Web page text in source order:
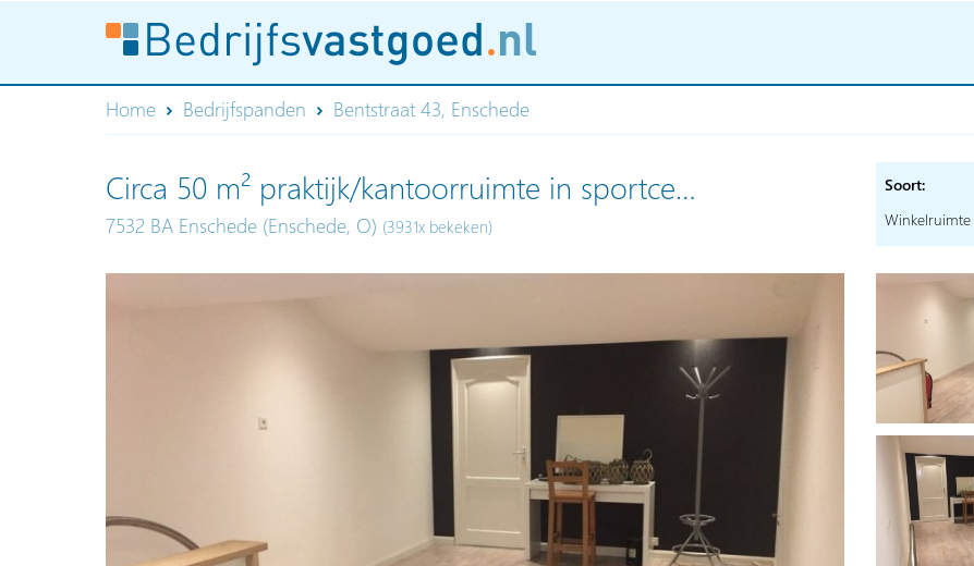
Home Bedrijfspanden Bentstraat 43, Enschede
Circa 50 m² praktijk/kantoorruimte in sportce…
7532 BA Enschede (Enschede, O) (3931x bekeken)
Soort:
Winkelruimte